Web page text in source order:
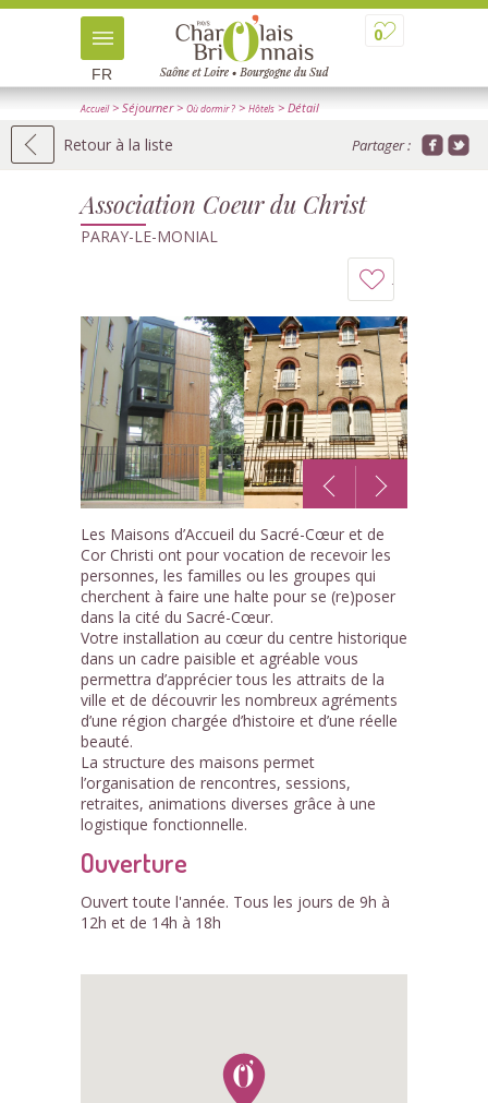
0
FR
Accueil> Séjourner> Où dormir ? > Hôtels > Détail
Retour à la liste Partager :
Association Coeur du Christ
PARAY-LE-MONIAL
à
mon
carnet
1 /5
Les Maisons d’Accueil du Sacré-Cœur et de
Cor Christi ont pour vocation de recevoir les
personnes, les familles ou les groupes qui
cherchent à faire une halte pour se (re)poser
dans la cité du Sacré-Cœur.
Votre installation au cœur du centre historique
dans un cadre paisible et agréable vous
permettra d’apprécier tous les attraits de la
ville et de découvrir les nombreux agréments
d’une région chargée d’histoire et d’une réelle
beauté.
La structure des maisons permet
l’organisation de rencontres, sessions,
retraites, animations diverses grâce à une
logistique fonctionnelle.
Ouverture
Ouvert toute l'année. Tous les jours de 9h à
12h et de 14h à 18h